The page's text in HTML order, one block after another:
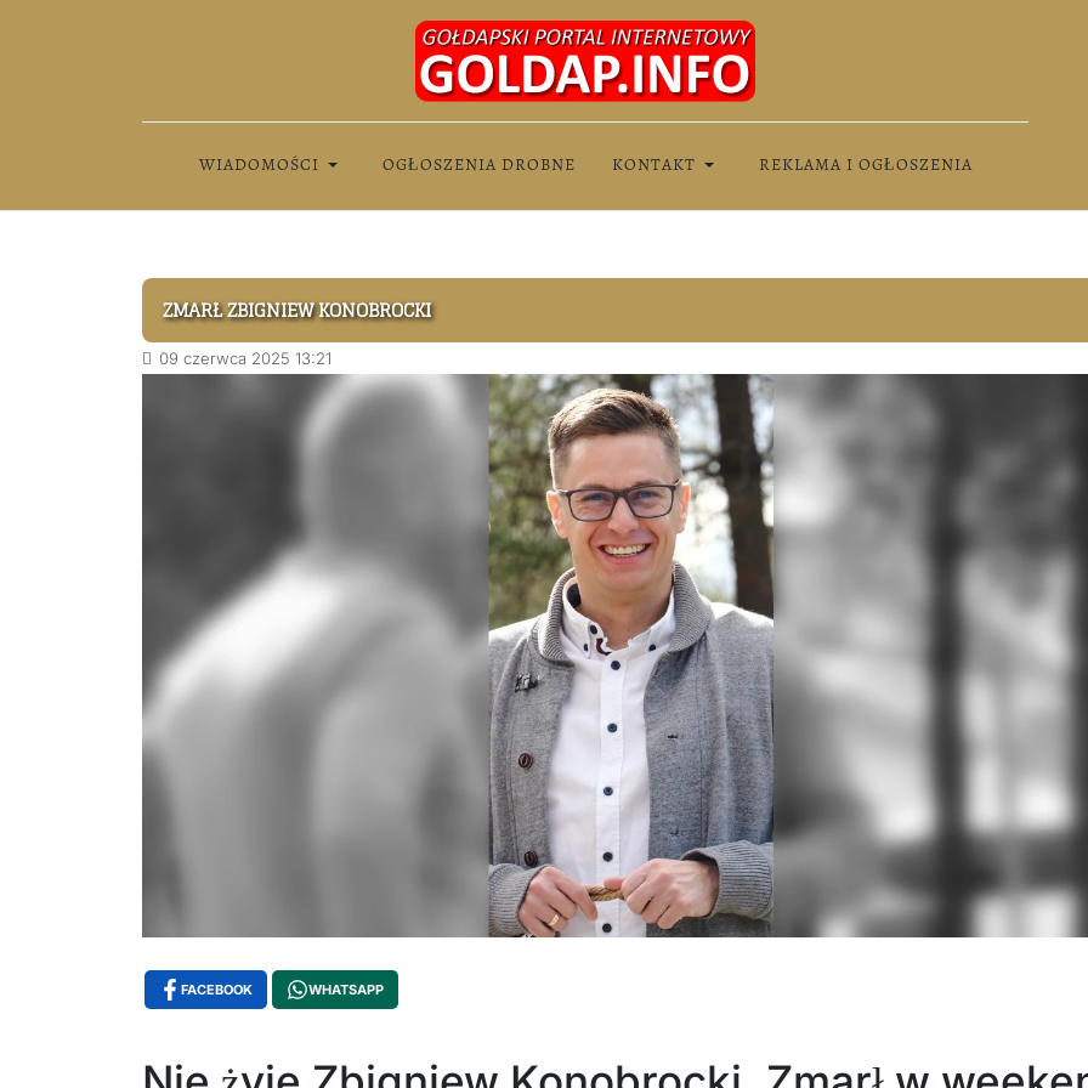
WIADOMOŚCI OGŁOSZENIA DROBNE KONTAKT REKLAMA I OGŁOSZENIA
ZMARŁ ZBIGNIEW KONOBROCKI
09 czerwca 2025 13:21
FACEBOOK WHATSAPP